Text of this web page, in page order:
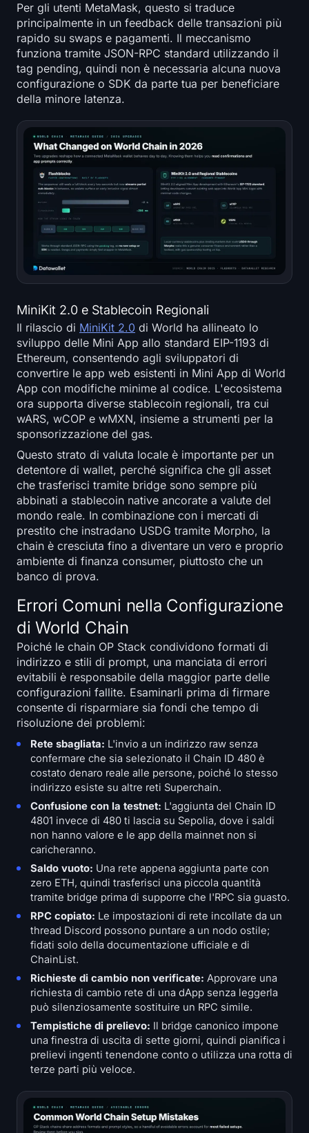
Per gli utenti MetaMask, questo si traduce
principalmente in un feedback delle transazioni più
rapido su swaps e pagamenti. Il meccanismo
funziona tramite JSON-RPC standard utilizzando il
tag pending, quindi non è necessaria alcuna nuova
configurazione o SDK da parte tua per beneficiare
della minore latenza.
MiniKit 2.0 e Stablecoin Regionali
Il rilascio di MiniKit 2.0 di World ha allineato lo
sviluppo delle Mini App allo standard EIP-1193 di
Ethereum, consentendo agli sviluppatori di
convertire le app web esistenti in Mini App di World
App con modifiche minime al codice. L'ecosistema
ora supporta diverse stablecoin regionali, tra cui
wARS, wCOP e wMXN, insieme a strumenti per la
sponsorizzazione del gas.
Questo strato di valuta locale è importante per un
detentore di wallet, perché significa che gli asset
che trasferisci tramite bridge sono sempre più
abbinati a stablecoin native ancorate a valute del
mondo reale. In combinazione con i mercati di
prestito che instradano USDG tramite Morpho, la
chain è cresciuta fino a diventare un vero e proprio
ambiente di finanza consumer, piuttosto che un
banco di prova.
Errori Comuni nella Configurazione
di World Chain
Poiché le chain OP Stack condividono formati di
indirizzo e stili di prompt, una manciata di errori
evitabili è responsabile della maggior parte delle
configurazioni fallite. Esaminarli prima di firmare
consente di risparmiare sia fondi che tempo di
risoluzione dei problemi:
Rete sbagliata: L'invio a un indirizzo raw senza
confermare che sia selezionato il Chain ID 480 è
costato denaro reale alle persone, poiché lo stesso
indirizzo esiste su altre reti Superchain.
Confusione con la testnet: L'aggiunta del Chain ID
4801 invece di 480 ti lascia su Sepolia, dove i saldi
non hanno valore e le app della mainnet non si
caricheranno.
Saldo vuoto: Una rete appena aggiunta parte con
zero ETH, quindi trasferisci una piccola quantità
tramite bridge prima di supporre che l'RPC sia guasto.
RPC copiato: Le impostazioni di rete incollate da un
thread Discord possono puntare a un nodo ostile;
fidati solo della documentazione ufficiale e di
ChainList.
Richieste di cambio non verificate: Approvare una
richiesta di cambio rete di una dApp senza leggerla
può silenziosamente sostituire un RPC simile.
Tempistiche di prelievo: Il bridge canonico impone
una finestra di uscita di sette giorni, quindi pianifica i
prelievi ingenti tenendone conto o utilizza una rotta di
terze parti più veloce.